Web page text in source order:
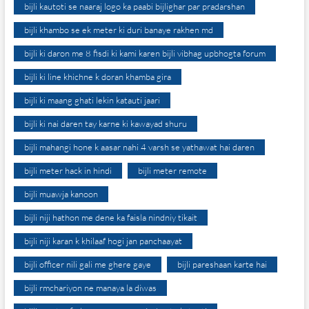
bijli kautoti se naaraj logo ka paabi bijlighar par pradarshan
bijli khambo se ek meter ki duri banaye rakhen md
bijli ki daron me 8 fisdi ki kami karen bijli vibhag upbhogta forum
bijli ki line khichne k doran khamba gira
bijli ki maang ghati lekin katauti jaari
bijli ki nai daren tay karne ki kawayad shuru
bijli mahangi hone k aasar nahi 4 varsh se yathawat hai daren
bijli meter hack in hindi bijli meter remote
bijli muawja kanoon
bijli niji hathon me dene ka faisla nindniy tikait
bijli niji karan k khilaaf hogi jan panchaayat
bijli officer nili gali me ghere gaye bijli pareshaan karte hai
bijli rmchariyon ne manaya la diwas